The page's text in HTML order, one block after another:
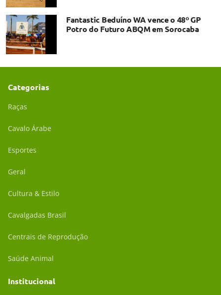
Fantastic Beduíno WA vence o 48º GP
Potro do Futuro ABQM em Sorocaba
Categorias
Raças
Cavalo Árabe
Esportes
Geral
Cultura & Estilo
Cavalgadas Brasil
Centrais de Reprodução
Saúde Animal
Institucional